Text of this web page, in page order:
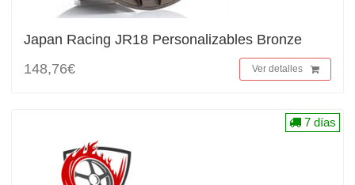
Japan Racing JR18 Personalizables Bronze
148,76€
Ver detalles
7 días